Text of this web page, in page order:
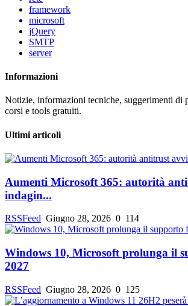
framework
microsoft
jQuery
SMTP
server
Informazioni
Notizie, informazioni tecniche, suggerimenti di
corsi e tools gratuiti.
Ultimi articoli
Aumenti Microsoft 365: autorità
indagin...
RSSFeed Giugno 28, 2026 0 114
Windows 10, Microsoft prolunga il
2027
RSSFeed Giugno 28, 2026 0 125